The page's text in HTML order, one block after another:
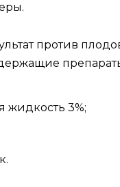
против
жидкость 3%;